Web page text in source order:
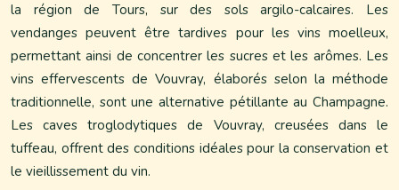
la région de Tours, sur des sols argilo-calcaires. Les
vendanges peuvent être tardives pour les vins moelleux,
permettant ainsi de concentrer les sucres et les arômes. Les
vins effervescents de Vouvray, élaborés selon la méthode
traditionnelle, sont une alternative pétillante au Champagne.
Les caves troglodytiques de Vouvray, creusées dans le
tuffeau, offrent des conditions idéales pour la conservation et
le vieillissement du vin.